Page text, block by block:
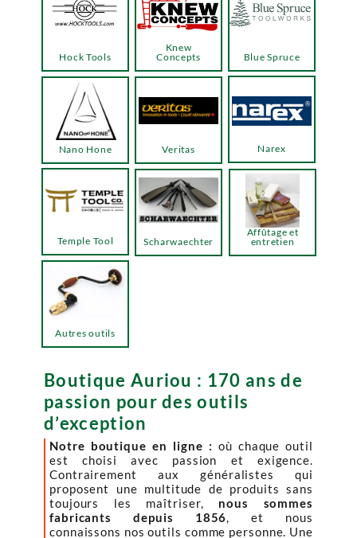
Boutique Auriou : 170 ans de
passion pour des outils
d’exception
Notre boutique en ligne : où chaque outil
est choisi avec passion et exigence.
Contrairement aux généralistes qui
proposent une multitude de produits sans
toujours les maîtriser, nous sommes
fabricants depuis 1856, et nous
connaissons nos outils comme personne. Une
Hock Tools
Knew
Concepts
Temple Tool
Blue Spruce
Narex
Veritas
Nano Hone
Autres outils
Scharwaechter
Affûtage et
entretien